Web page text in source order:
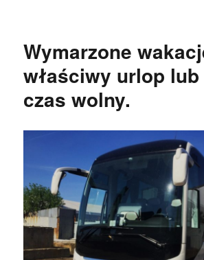
Wymarzone
właściwy urlop
czas wolny.